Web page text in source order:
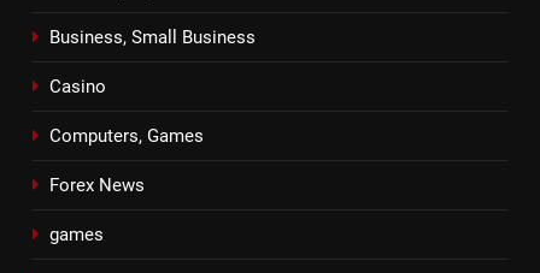
Business, Small Business
Casino
Computers, Games
Forex News
games